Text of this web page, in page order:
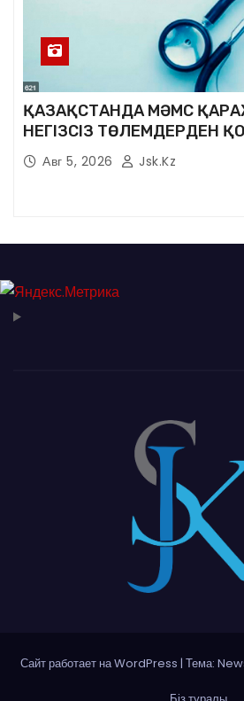
ҚАЗАҚСТАНДА МӘМС
НЕГІЗСІЗ ТӨЛЕМДЕРДЕН
ЖАҢА ЖҮЙЕСІ ҚҰРЫЛУДА
Авг 5, 2026 Jsk.kz
Сайт работает на WordPress | Тема: